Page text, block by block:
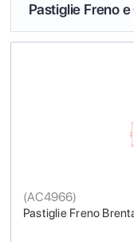
Pastiglie Freno
Pastiglie Freno
(AC4966)